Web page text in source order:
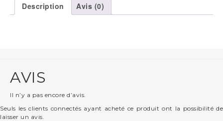
Description Avis (0)
AVIS
Il n’y a pas encore d’avis.
Seuls les clients connectés ayant acheté ce produit ont la possibilité de
laisser un avis.